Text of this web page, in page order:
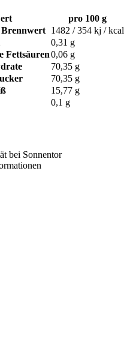
pro 100 g
Brennwert 1482 / 354 kj / kcal
0,31 g
Fettsäuren0,06 g
70,35 g
70,35 g
15,77 g
0,1 g
bei Sonnentor